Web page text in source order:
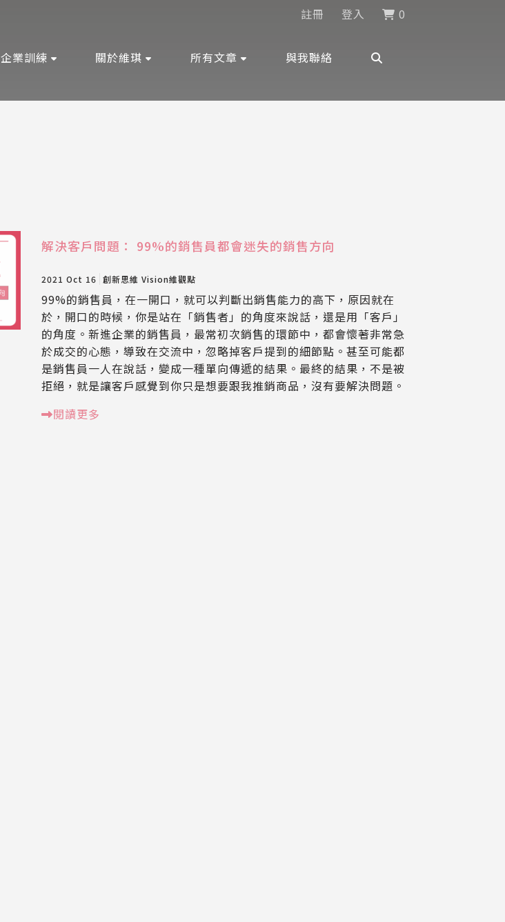
註冊 登入 0
企業訓練 關於維琪 所有文章 與我聯絡
解決客戶問題： 99%的銷售員都會迷失的銷售方向
2021 Oct 16 創新思維 Vision維觀點
99%的銷售員，在一開口，就可以判斷出銷售能力的高下，原因就在
於，開口的時候，你是站在「銷售者」的角度來說話，還是用「客戶」
的角度。新進企業的銷售員，最常初次銷售的環節中，都會懷著非常急
於成交的心態，導致在交流中，忽略掉客戶提到的細節點。甚至可能都
是銷售員一人在說話，變成一種單向傳遞的結果。最終的結果，不是被
拒絕，就是讓客戶感覺到你只是想要跟我推銷商品，沒有要解決問題。
閱讀更多